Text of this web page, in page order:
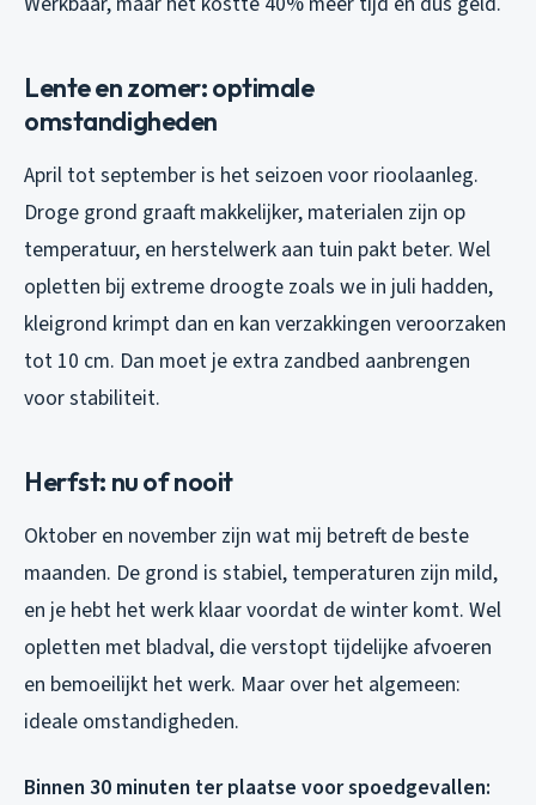
Lente en zomer: optimale
omstandigheden
April tot september is het seizoen voor rioolaanleg.
Droge grond graaft makkelijker, materialen zijn op
temperatuur, en herstelwerk aan tuin pakt beter. Wel
opletten bij extreme droogte zoals we in juli hadden,
kleigrond krimpt dan en kan verzakkingen veroorzaken
tot 10 cm. Dan moet je extra zandbed aanbrengen
voor stabiliteit.
Herfst: nu of nooit
Oktober en november zijn wat mij betreft de beste
maanden. De grond is stabiel, temperaturen zijn mild,
en je hebt het werk klaar voordat de winter komt. Wel
opletten met bladval, die verstopt tijdelijke afvoeren
en bemoeilijkt het werk. Maar over het algemeen:
ideale omstandigheden.
Binnen 30 minuten ter plaatse voor spoedgevallen: